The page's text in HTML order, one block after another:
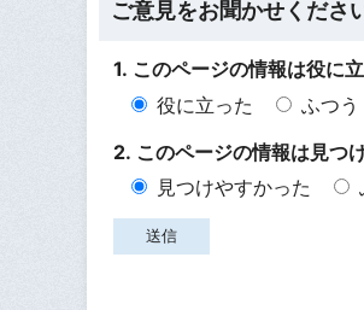
ご意見をお聞かせくださ
1. このページの情報は役に
役に立った
ふつう
2. このページの情報は見つ
見つけやすかった